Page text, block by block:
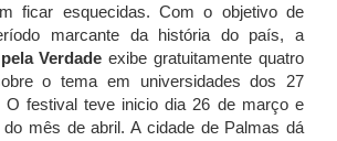
ficar esquecidas. Com o objetivo de
marcante da história do país, a
Verdade exibe gratuitamente quatro
o tema em universidades dos 27
O festival teve inicio dia 26 de março e
mês de abril. A cidade de Palmas dá